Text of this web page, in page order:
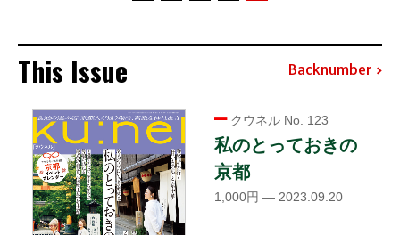
This Issue Backnumber
クウネル No. 123
私のとっておきの
京都
1,000円 — 2023.09.20